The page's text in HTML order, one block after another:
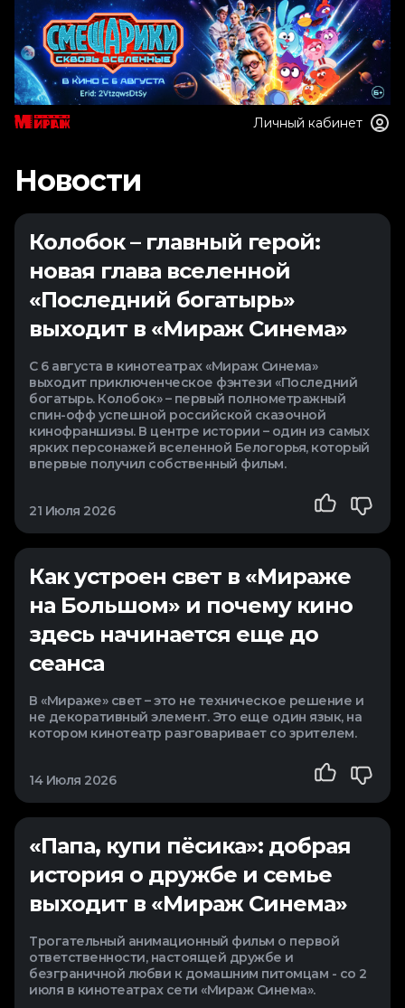
Личный кабинет
Новости
Колобок – главный герой:
новая глава вселенной
«Последний богатырь»
выходит в «Мираж Синема»
С 6 августа в кинотеатрах «Мираж Синема»
выходит приключенческое фэнтези «Последний
богатырь. Колобок» – первый полнометражный
спин-офф успешной российской сказочной
кинофраншизы. В центре истории – один из самых
ярких персонажей вселенной Белогорья, который
впервые получил собственный фильм.
21 Июля 2026
Как устроен свет в «Мираже
на Большом» и почему кино
здесь начинается еще до
сеанса
В «Мираже» свет – это не техническое решение и
не декоративный элемент. Это еще один язык, на
котором кинотеатр разговаривает со зрителем.
14 Июля 2026
«Папа, купи пёсика»: добрая
история о дружбе и семье
выходит в «Мираж Синема»
Трогательный анимационный фильм о первой
ответственности, настоящей дружбе и
безграничной любви к домашним питомцам - со 2
июля в кинотеатрах сети «Мираж Синема».